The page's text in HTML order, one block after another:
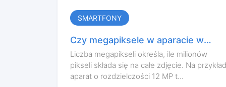
SMARTFONY
Czy megapiksele w aparacie w
telefonie są ważne?
Liczba megapikseli określa, ile milionów
pikseli składa się na całe zdjęcie. Na przykład
aparat o rozdzielczości 12 MP t...